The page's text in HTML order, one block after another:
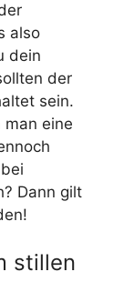
also
dein
der
sein.
eine
Dann gilt
stillen